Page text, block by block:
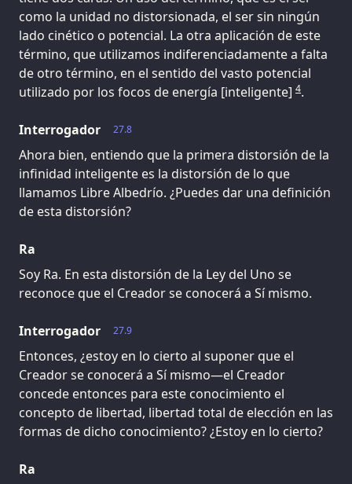
como la unidad no distorsionada, el ser sin ningún
lado cinético o potencial. La otra aplicación de este
término, que utilizamos indiferenciadamente a falta
de otro término, en el sentido del vasto potencial
utilizado por los focos de energía [inteligente] 4.
27.8
Interrogador
Ahora bien, entiendo que la primera distorsión de la
infinidad inteligente es la distorsión de lo que
llamamos Libre Albedrío. ¿Puedes dar una definición
de esta distorsión?
Ra
Soy Ra. En esta distorsión de la Ley del Uno se
reconoce que el Creador se conocerá a Sí mismo.
27.9
Interrogador
Entonces, ¿estoy en lo cierto al suponer que el
Creador se conocerá a Sí mismo—el Creador
concede entonces para este conocimiento el
concepto de libertad, libertad total de elección en las
formas de dicho conocimiento? ¿Estoy en lo cierto?
Ra